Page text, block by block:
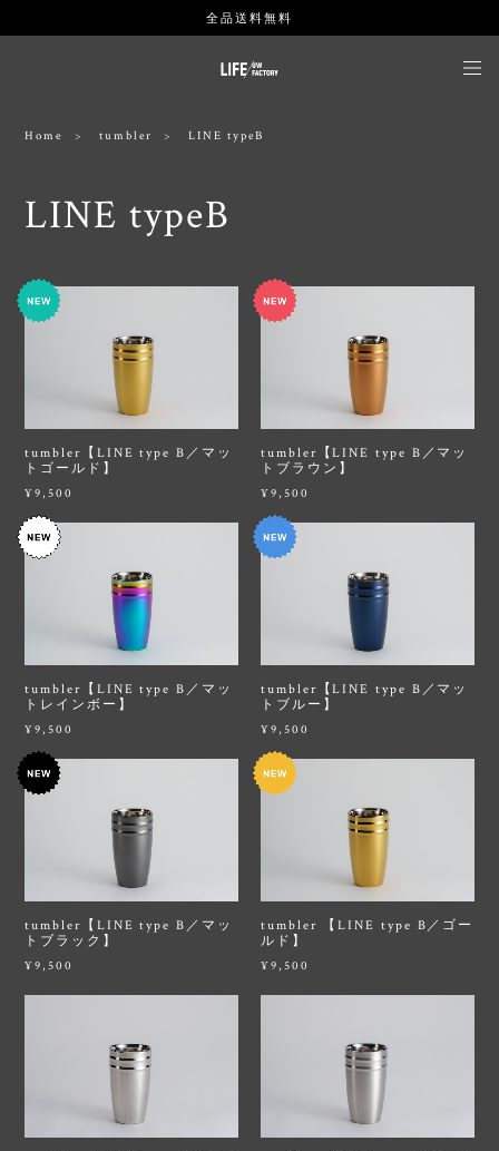
全品送料無料
Home tumbler LINE typeB
LINE typeB
tumbler【LINE type B／マッ
トゴールド】
¥9,500
tumbler【LINE type B／マッ
トブラウン】
¥9,500
tumbler【LINE type B／マッ
トレインボー】
¥9,500
tumbler【LINE type B／マッ
トブルー】
¥9,500
tumbler【LINE type B／マッ
トブラック】
¥9,500
tumbler 【LINE type B／ゴー
ルド】
¥9,500